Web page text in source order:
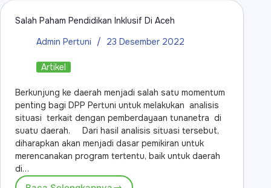
Salah Paham Pendidikan Inklusif Di Aceh
Admin Pertuni
23 Desember 2022
Artikel
Berkunjung ke daerah menjadi salah satu momentum
penting bagi DPP Pertuni untuk melakukan analisis
situasi terkait dengan pemberdayaan tunanetra di
suatu daerah. Dari hasil analisis situasi tersebut,
diharapkan akan menjadi dasar pemikiran untuk
merencanakan program tertentu, baik untuk daerah
di…